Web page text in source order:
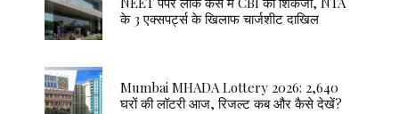
के 3 एक्सपर्ट्स के खिलाफ चार्जशीट दाखिल
Mumbai MHADA Lottery 2026: 2,640
घरों की लॉटरी आज, रिजल्ट कब और कैसे देखें?